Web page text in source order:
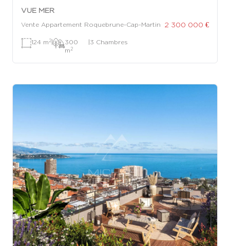
VUE MER
Vente Appartement Roquebrune-Cap-Martin 2 300 000 €
124 m 2|
300
m 2
|3 Chambres